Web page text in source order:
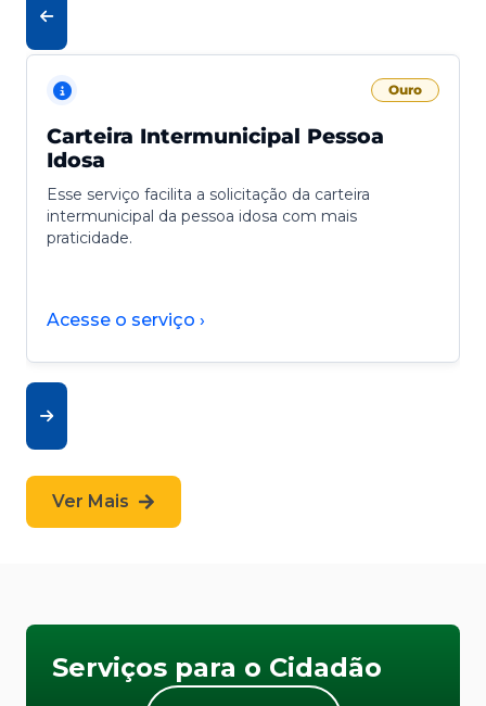
Ouro
Carteira Intermunicipal Pessoa
Idosa
Esse serviço facilita a solicitação da carteira
intermunicipal da pessoa idosa com mais
praticidade.
Acesse o serviço ›
Ver Mais
Serviços para o Cidadão